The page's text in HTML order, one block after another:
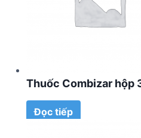
Thuốc Combizar hộp
Đọc tiếp